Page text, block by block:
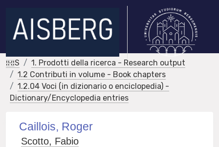
IRIS
1. Prodotti della ricerca - Research output
1.2 Contributi in volume - Book chapters
1.2.04 Voci (in dizionario o enciclopedia) -
Dictionary/Encyclopedia entries
Caillois, Roger
Scotto, Fabio